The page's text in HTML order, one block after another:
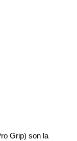
Grip) son la